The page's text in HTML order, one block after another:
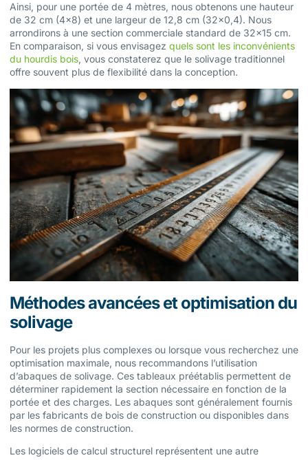
Ainsi, pour une portée de 4 mètres, nous obtenons une hauteur
de 32 cm (4×8) et une largeur de 12,8 cm (32×0,4). Nous
arrondirons à une section commerciale standard de 32×15 cm.
En comparaison, si vous envisagez quels sont les inconvénients
du hourdis bois, vous constaterez que le solivage traditionnel
offre souvent plus de flexibilité dans la conception.
Méthodes avancées et optimisation du
solivage
Pour les projets plus complexes ou lorsque vous recherchez une
optimisation maximale, nous recommandons l’utilisation
d’abaques de solivage. Ces tableaux préétablis permettent de
déterminer rapidement la section nécessaire en fonction de la
portée et des charges. Les abaques sont généralement fournis
par les fabricants de bois de construction ou disponibles dans
les normes de construction.
Les logiciels de calcul structurel représentent une autre